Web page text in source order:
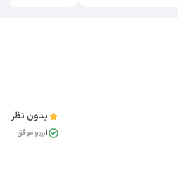
بدون نظر
1رزرو موفق